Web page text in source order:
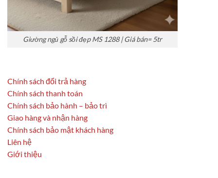
Giường ngủ gỗ sồi đẹp MS 1288 | Giá bán= 5tr
Chính sách đổi trả hàng
Chính sách thanh toán
Chính sách bảo hành – bảo trì
Giao hàng và nhận hàng
Chính sách bảo mật khách hàng
Liên hệ
Giới thiệu